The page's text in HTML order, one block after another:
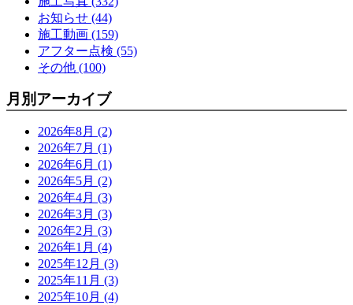
お知らせ (44)
施工動画 (159)
アフター点検 (55)
その他 (100)
月別アーカイブ
2026年8月 (2)
2026年7月 (1)
2026年6月 (1)
2026年5月 (2)
2026年4月 (3)
2026年3月 (3)
2026年2月 (3)
2026年1月 (4)
2025年12月 (3)
2025年11月 (3)
2025年10月 (4)